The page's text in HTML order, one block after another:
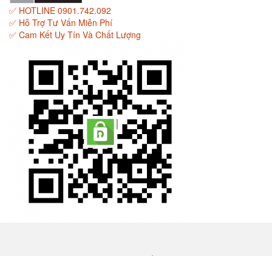
✅ HOTLINE 0901.742.092
✅ Hỗ Trợ Tư Vấn Miễn Phí
✅ Cam Kết Uy Tín Và Chất Lượng